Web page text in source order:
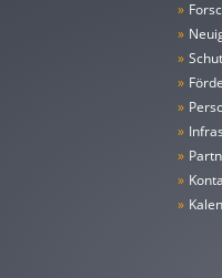
»
»
»
»
»
»
»
»
»